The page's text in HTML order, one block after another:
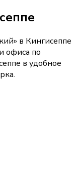
» в Кингисеппе
офиса по
в удобное